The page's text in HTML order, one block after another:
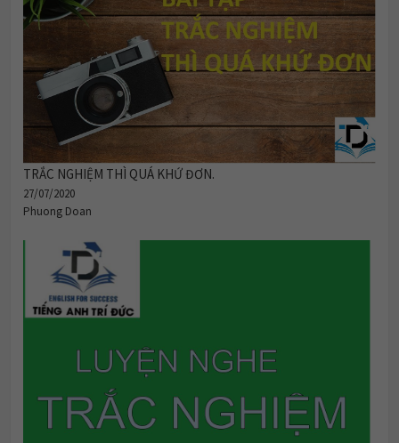
TRẮC NGHIỆM THÌ QUÁ KHỨ ĐƠN.
27/07/2020
Phuong Doan